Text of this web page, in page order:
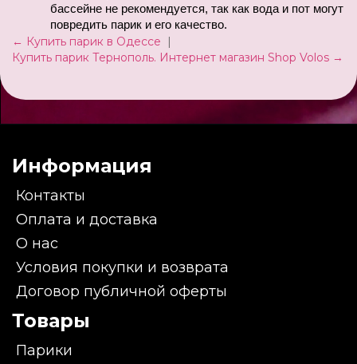
бассейне не рекомендуется, так как вода и пот могут
повредить парик и его качество.
← Купить парик в Одессе |
Купить парик Тернополь. Интернет магазин Shop Volos →
Информация
Контакты
Оплата и доставка
О нас
Условия покупки и возврата
Договор публичной оферты
Товары
Парики